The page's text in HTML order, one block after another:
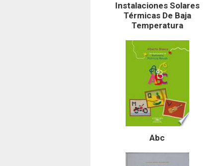
Instalaciones Solares
Térmicas De Baja
Temperatura
Abc